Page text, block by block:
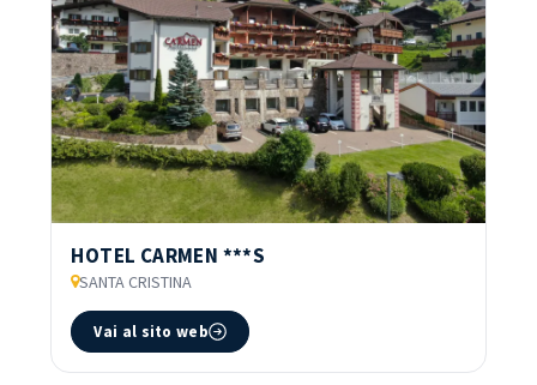
HOTEL CARMEN ***S
SANTA CRISTINA
Vai al sito web